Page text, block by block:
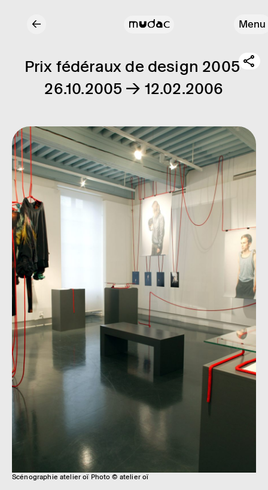
← Menu
Prix fédéraux de design 2005
26.10.2005 → 12.02.2006
Scénographie atelier oï Photo © atelier oï